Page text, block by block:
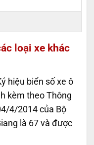
loại xe khác
hiệu biển số xe ô
kèm theo Thông
4/2014 của Bộ
là 67 và được